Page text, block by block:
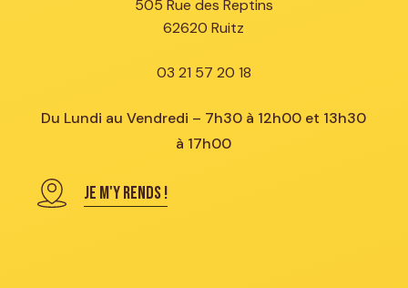
505 Rue des Reptins
62620 Ruitz
03 21 57 20 18
Du Lundi au Vendredi – 7h30 à 12h00 et 13h30
à 17h00
JE M'Y RENDS !